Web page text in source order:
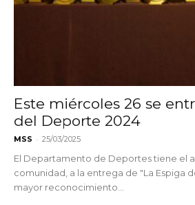
Este miércoles 26 se
del Deporte 2024
MSS - 25/03/2025
El Departamento de Deportes tiene el
comunidad, a la entrega de "La Espiga
mayor reconocimiento...